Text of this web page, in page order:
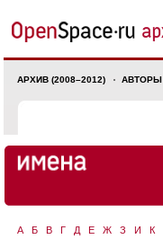
АРХИВ (2008–2012) АВТОРЫ
А Б В Г Д Е Ж З И
К